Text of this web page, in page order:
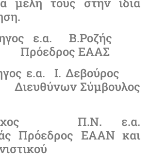
ε.α. Β.Ροζής
ΕΑΑΣ
ε.α. Ι. Δεβούρος
Σύμβουλος
Π.Ν. ε.α.
Πρόεδρος ΕΑΑΝ και